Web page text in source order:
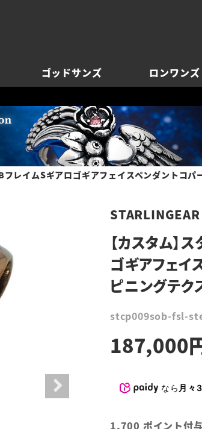
ゴッドサンズ ロンワンズ
フレイムSギアロゴギアフェイスペンダントコ
STARLINGEAR
【カスタム】
ゴギアフェイ
ピニングテク
stcp009sob-fsl-
187,000
なら 月々
1,700 ポイント付